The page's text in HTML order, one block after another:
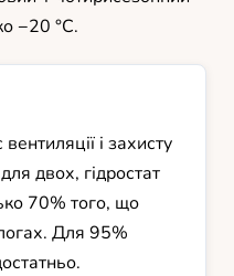
−20 °C.
і захисту
двох, гідростат
70% того, що
Для 95%